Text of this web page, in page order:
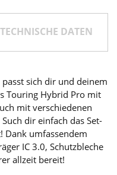
TECHNISCHE DATEN
sich dir und deinem
Touring Hybrid Pro mit
mit verschiedenen
dir einfach das Set-
Dank umfassendem
IC 3.0, Schutzbleche
allzeit bereit!